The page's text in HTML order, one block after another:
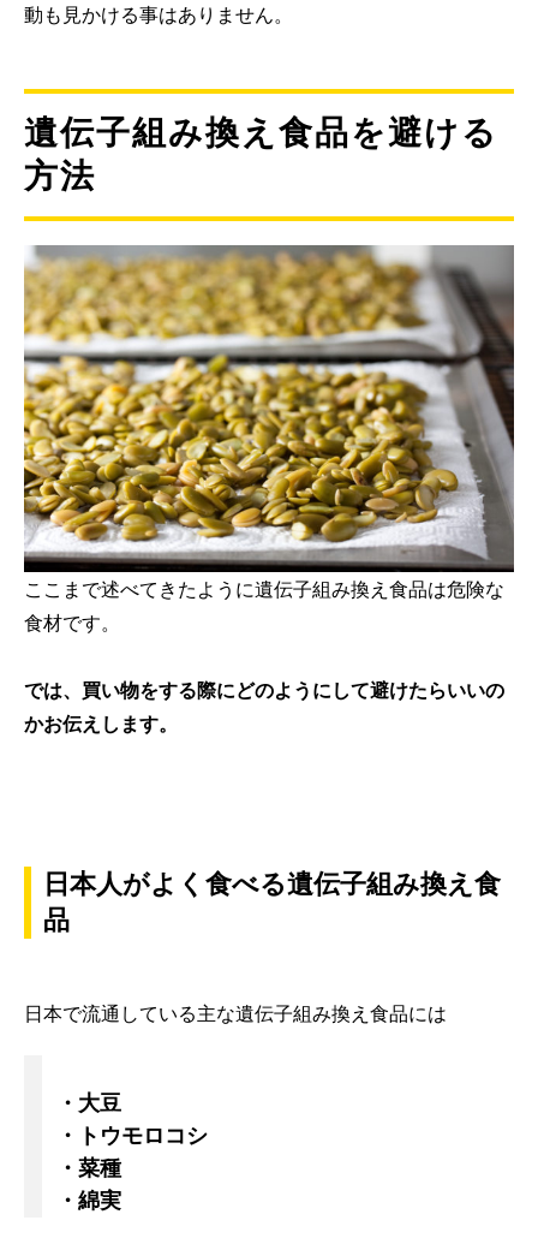
動も見かける事はありません。
遺伝子組み換え食品を避ける
方法
ここまで述べてきたように遺伝子組み換え食品は危険な
食材です。
では、買い物をする際にどのようにして避けたらいいの
かお伝えします。
日本人がよく食べる遺伝子組み換え食
品
日本で流通している主な遺伝子組み換え食品には
・大豆
・トウモロコシ
・菜種
・綿実